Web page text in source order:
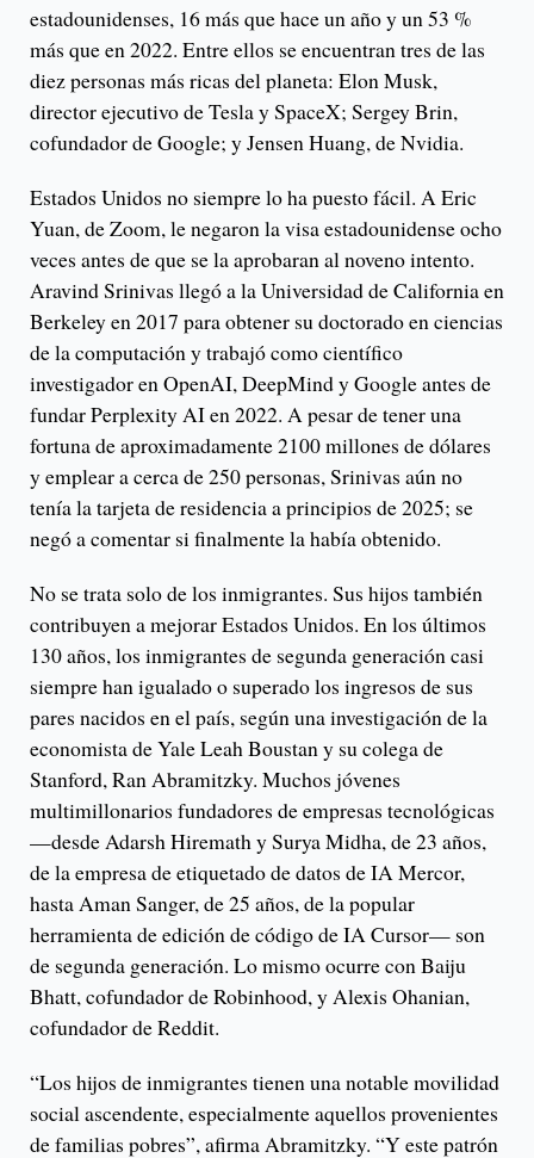
estadounidenses, 16 más que hace un año y un 53 %
más que en 2022. Entre ellos se encuentran tres de las
diez personas más ricas del planeta: Elon Musk,
director ejecutivo de Tesla y SpaceX; Sergey Brin,
cofundador de Google; y Jensen Huang, de Nvidia.
Estados Unidos no siempre lo ha puesto fácil. A Eric
Yuan, de Zoom, le negaron la visa estadounidense ocho
veces antes de que se la aprobaran al noveno intento.
Aravind Srinivas llegó a la Universidad de California en
Berkeley en 2017 para obtener su doctorado en ciencias
de la computación y trabajó como científico
investigador en OpenAI, DeepMind y Google antes de
fundar Perplexity AI en 2022. A pesar de tener una
fortuna de aproximadamente 2100 millones de dólares
y emplear a cerca de 250 personas, Srinivas aún no
tenía la tarjeta de residencia a principios de 2025; se
negó a comentar si finalmente la había obtenido.
No se trata solo de los inmigrantes. Sus hijos también
contribuyen a mejorar Estados Unidos. En los últimos
130 años, los inmigrantes de segunda generación casi
siempre han igualado o superado los ingresos de sus
pares nacidos en el país, según una investigación de la
economista de Yale Leah Boustan y su colega de
Stanford, Ran Abramitzky. Muchos jóvenes
multimillonarios fundadores de empresas tecnológicas
—desde Adarsh ​​Hiremath y Surya Midha, de 23 años,
de la empresa de etiquetado de datos de IA Mercor,
hasta Aman Sanger, de 25 años, de la popular
herramienta de edición de código de IA Cursor— son
de segunda generación. Lo mismo ocurre con Baiju
Bhatt, cofundador de Robinhood, y Alexis Ohanian,
cofundador de Reddit.
“Los hijos de inmigrantes tienen una notable movilidad
social ascendente, especialmente aquellos provenientes
de familias pobres”, afirma Abramitzky. “Y este patrón